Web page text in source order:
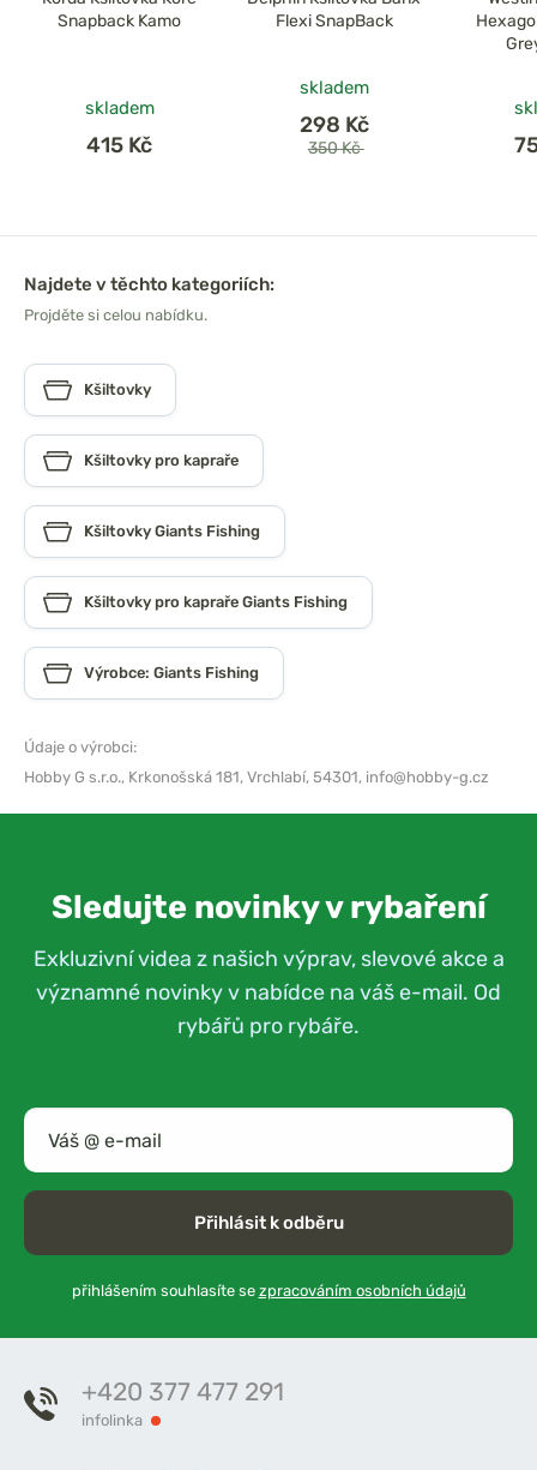
Snapback Kamo
skladem
415 Kč
Flexi SnapBack
skladem
298 Kč
350 Kč
Najdete v těchto kategoriích:
Projděte si celou nabídku.
Kšiltovky
Kšiltovky pro kapraře
Kšiltovky Giants Fishing
Kšiltovky pro kapraře Giants Fishing
Výrobce: Giants Fishing
Údaje o výrobci:
Hobby G s.r.o., Krkonošská 181, Vrchlabí, 54301, info@hobby-g.cz
Sledujte novinky v rybaření
Exkluzivní videa z našich výprav, slevové akce a
významné novinky v nabídce na váš e-mail. Od
rybářů pro rybáře.
Přihlásit k odběru
přihlášením souhlasíte se zpracováním osobních údajů
+420 377 477 291
infolinka